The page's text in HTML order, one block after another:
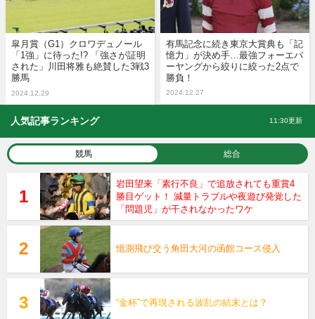
皐月賞（G1）クロワデュノール
「1強」に待った!? 「強さが証明
された」川田将雅も絶賛した3戦3
勝馬
2024.12.29
有馬記念に続き東京大賞典も「記
憶力」が決め手…最強フォーエバ
ーヤングから絞りに絞った2点で
勝負！
2024.12.27
人気記事ランキング 11:30更新
競馬 総合
岩田望来「素行不良」で追放されても重賞4
勝目ゲット！ 減量トラブルや夜遊び発覚した
「問題児」が干されなかったワケ
憶測飛び交う角田大河の函館コース侵入
“金杯”で再現される波乱の結末とは？